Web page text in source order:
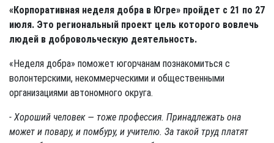
«Корпоративная неделя добра в Югре» пройдет с 21 по 27
июля. Это региональный проект цель которого вовлечь
людей в добровольческую деятельность.
«Неделя добра» поможет югорчанам познакомиться с
волонтерскими, некоммерческими и общественными
организациями автономного округа.
- Хороший человек — тоже профессия. Принадлежать она
может и повару, и помбуру, и учителю. За такой труд платят